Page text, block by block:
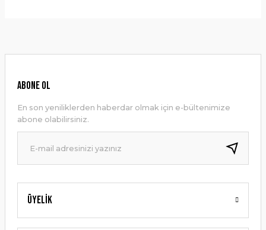
Ürün resmi kalitesiz, bozuk veya görüntülenemiyor.
Ürün bilgilerinde hatalar bulunuyor.
Ürün fiyatı diğer sitelerden daha pahalı.
Bu ürüne benzer farklı alternatifler olmalı.
Gönder
Üyelik
ABONE OL
En son yeniliklerden haberdar olmak için e-bültenimize
abone olabilirsiniz.